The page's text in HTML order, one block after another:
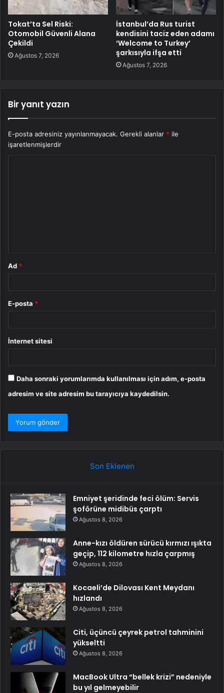
Tokat’ta Sel Riski:
Otomobil Güvenli Alana
Çekildi
Ağustos 7, 2026
İstanbul’da Rus turist
kendisini taciz eden adamı
‘Welcome to Turkey’
şarkısıyla ifşa etti
Ağustos 7, 2026
Bir yanıt yazın
E-posta adresiniz yayınlanmayacak. Gerekli alanlar * ile
işaretlenmişlerdir
Ad *
E-posta *
İnternet sitesi
Daha sonraki yorumlarımda kullanılması için adım, e-posta
adresim ve site adresim bu tarayıcıya kaydedilsin.
Son Eklenen
Emniyet şeridinde feci ölüm: Servis
şoförüne midibüs çarptı
Ağustos 8, 2026
Anne-kızı öldüren sürücü kırmızı ışıkta
geçip, 112 kilometre hızla çarpmış
Ağustos 8, 2026
Kocaeli’de Dilovası Kent Meydanı
hızlandı
Ağustos 8, 2026
Citi, üçüncü çeyrek petrol tahminini
yükseltti
Ağustos 8, 2026
MacBook Ultra “bellek krizi” nedeniyle
bu yıl gelmeyebilir